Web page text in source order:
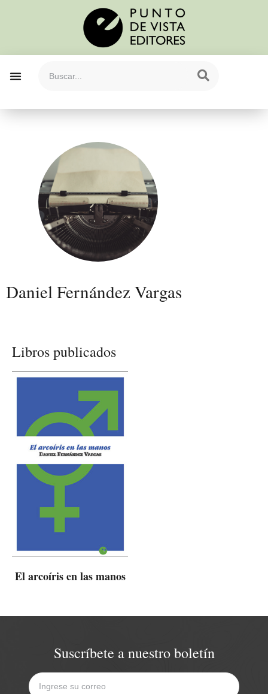
Daniel Fernández Vargas
Libros publicados
El arcoíris en las manos
Suscríbete a nuestro boletín